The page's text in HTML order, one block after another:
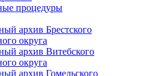
процедуры
архив Брестского
округа
архив Витебского
округа
архив Гомельского